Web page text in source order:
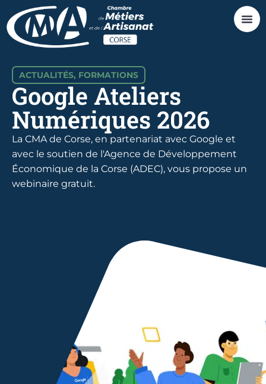
ACTUALITÉS, FORMATIONS
Google Ateliers
Numériques 2026
La CMA de Corse, en partenariat avec Google et
avec le soutien de l'Agence de Développement
Économique de la Corse (ADEC), vous propose un
webinaire gratuit.